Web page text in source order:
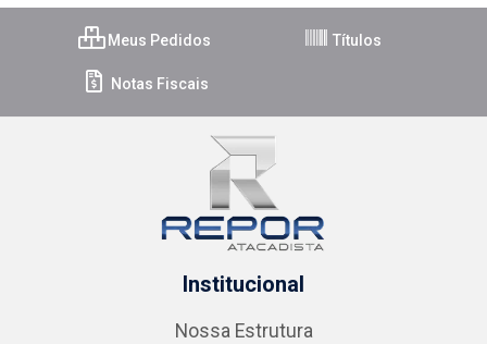
Meus Pedidos Títulos
Notas Fiscais
Institucional
Nossa Estrutura